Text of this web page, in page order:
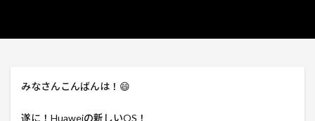
みなさんこんばんは！😄
遂に！Huaweiの新しいOS！